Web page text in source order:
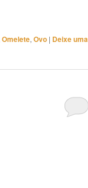
Omelete, Ovo | Deixe uma